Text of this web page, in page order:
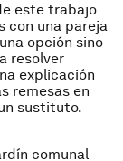
este trabajo
con una pareja
opción sino
resolver
explicación
remesas en
sustituto.
comunal